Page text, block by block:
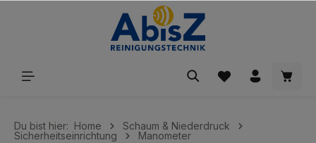
Du bist hier: Home
Schaum & Niederdruck
Sicherheitseinrichtung
Manometer